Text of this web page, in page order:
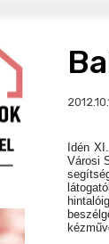
Idén
Városi